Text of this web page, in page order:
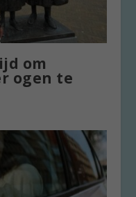
om
ogen te